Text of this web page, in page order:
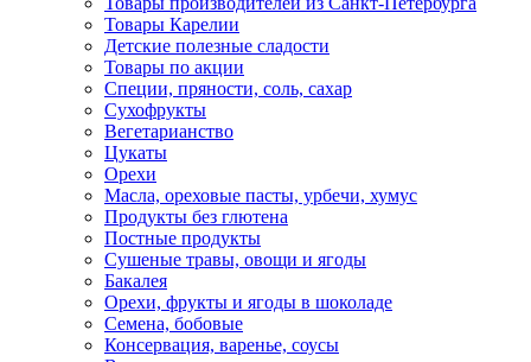
Товары Карелии
Детские полезные сладости
Товары по акции
Специи, пряности, соль, сахар
Сухофрукты
Вегетарианство
Цукаты
Орехи
Масла, ореховые пасты, урбечи, хумус
Продукты без глютена
Постные продукты
Сушеные травы, овощи и ягоды
Бакалея
Орехи, фрукты и ягоды в шоколаде
Семена, бобовые
Консервация, варенье, соусы